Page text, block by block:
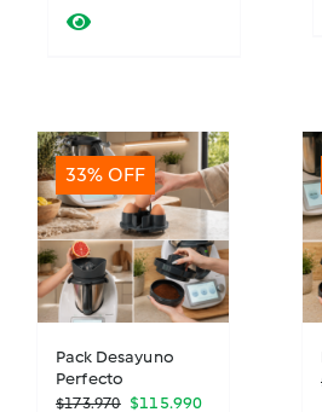
33% OFF
Pack Desayuno
Perfecto
$173.970 El
$115.990El